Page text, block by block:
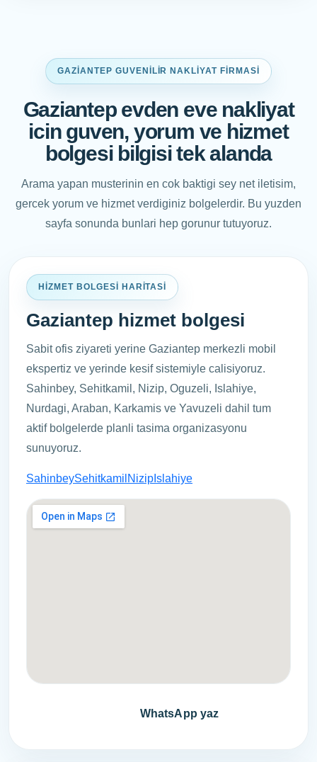
GAZIANTEP GUVENILIR NAKLIYAT FIRMASI
Gaziantep evden eve nakliyat
icin guven, yorum ve hizmet
bolgesi bilgisi tek alanda
Arama yapan musterinin en cok baktigi sey net iletisim,
gercek yorum ve hizmet verdiginiz bolgelerdir. Bu yuzden
sayfa sonunda bunlari hep gorunur tutuyoruz.
HIZMET BOLGESI HARITASI
Gaziantep hizmet bolgesi
Sabit ofis ziyareti yerine Gaziantep merkezli mobil
ekspertiz ve yerinde kesif sistemiyle calisiyoruz.
Sahinbey, Sehitkamil, Nizip, Oguzeli, Islahiye,
Nurdagi, Araban, Karkamis ve Yavuzeli dahil tum
aktif bolgelerde planli tasima organizasyonu
sunuyoruz.
SahinbeySehitkamil Nizip Islahiye
WhatsApp yaz